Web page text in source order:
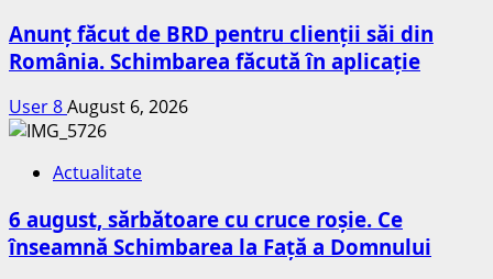
Anunț făcut de BRD pentru clienții săi din
România. Schimbarea făcută în aplicație
User 8August 6, 2026
Actualitate
6 august, sărbătoare cu cruce roșie. Ce
înseamnă Schimbarea la Față a Domnului